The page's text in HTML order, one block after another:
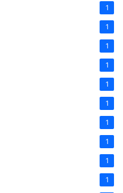
1
1
1
1
1
1
1
1
1
1